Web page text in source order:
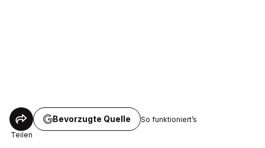
Teilen
Bevorzugte Quelle So funktioniert’s